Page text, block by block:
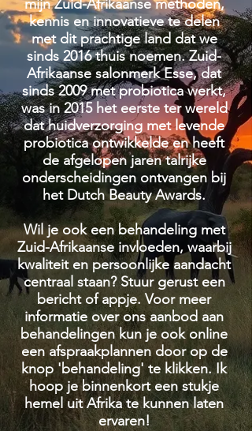
mijn Zuid-Afrikaanse methoden,
kennis en innovatieve te delen
met dit prachtige land dat we
sinds 2016 thuis noemen. Zuid-
Afrikaanse salonmerk Esse, dat
sinds 2009 met probiotica werkt,
was in 2015 het eerste ter wereld
dat huidverzorging met levende
probiotica ontwikkelde en heeft
de afgelopen jaren talrijke
onderscheidingen ontvangen bij
het Dutch Beauty Awards.
Wil je ook een behandeling met
Zuid-Afrikaanse invloeden, waarbij
kwaliteit en persoonlijke aandacht
centraal staan? Stuur gerust een
bericht of appje. Voor meer
informatie over ons aanbod aan
behandelingen kun je ook online
een afspraakplannen door op de
knop 'behandeling' te klikken. Ik
hoop je binnenkort een stukje
hemel uit Afrika te kunnen laten
ervaren!